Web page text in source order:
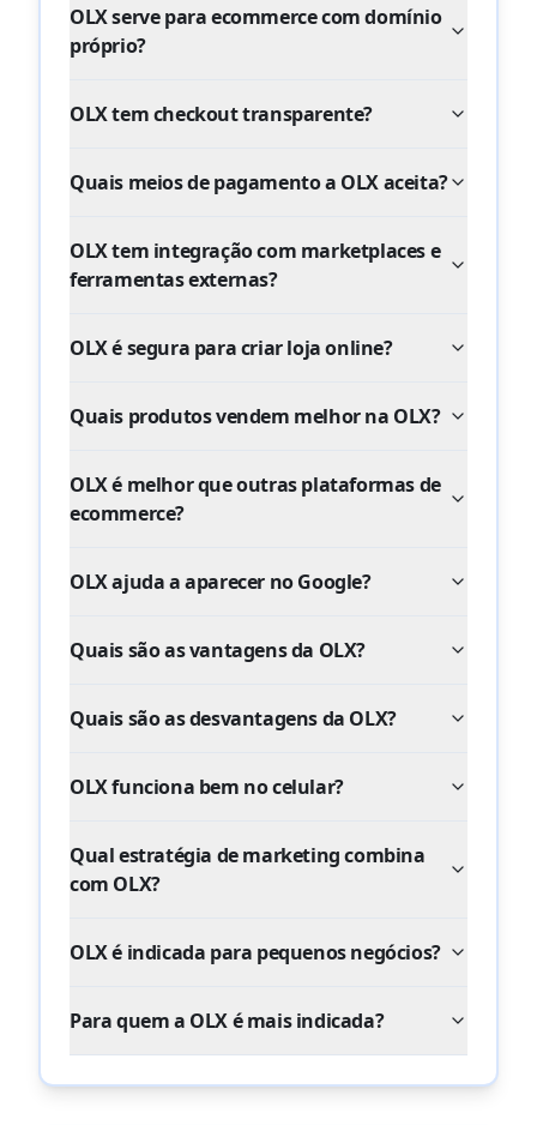
OLX serve para ecommerce com domínio
próprio?
OLX tem checkout transparente?
Quais meios de pagamento a OLX aceita?
OLX tem integração com marketplaces e
ferramentas externas?
OLX é segura para criar loja online?
Quais produtos vendem melhor na OLX?
OLX é melhor que outras plataformas de
ecommerce?
OLX ajuda a aparecer no Google?
Quais são as vantagens da OLX?
Quais são as desvantagens da OLX?
OLX funciona bem no celular?
Qual estratégia de marketing combina
com OLX?
OLX é indicada para pequenos negócios?
Para quem a OLX é mais indicada?